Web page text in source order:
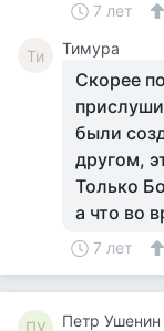
7 лет
Ти Тимура
Скорее
были
другом,
Только
а что во
7 лет
ПУ Петр Ушенин